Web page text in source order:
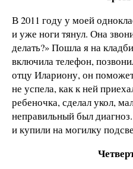
В 2011 году у моей
и уже ноги тянул. Она
делать?» Пошла я на
включила телефон,
отцу Илариону, он
не успела, как к ней
ребеночка, сделал укол,
неправильный был
и купили на могилку